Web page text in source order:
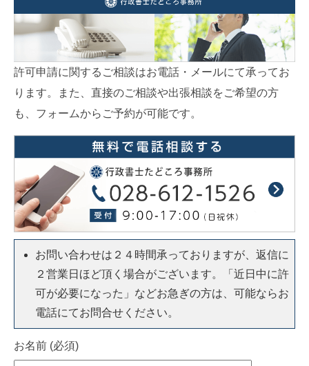
許可申請に関するご相談はお電話・メールにて承ってお
ります。また、直接のご相談や出張相談をご希望の方
も、フォームからご予約が可能です。
お問い合わせは２４時間承っておりますが、返信に
２営業日ほど頂く場合がございます。「近日中に許
可が必要になった」などお急ぎの方は、可能ならお
電話にてお問合せください。
お名前 (必須)